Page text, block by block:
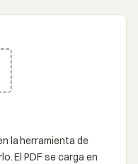
la herramienta de
El PDF se carga en